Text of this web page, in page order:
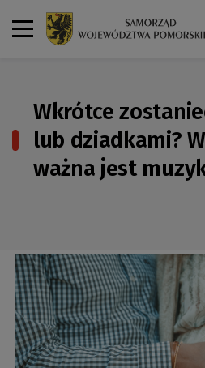
Wkrótce
lub dziadkami?
ważna jest